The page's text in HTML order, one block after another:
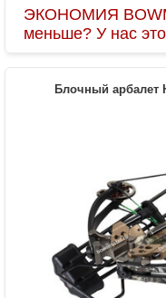
ЭКОНОМИЯ
меньше? У нас
Блочный арбалет